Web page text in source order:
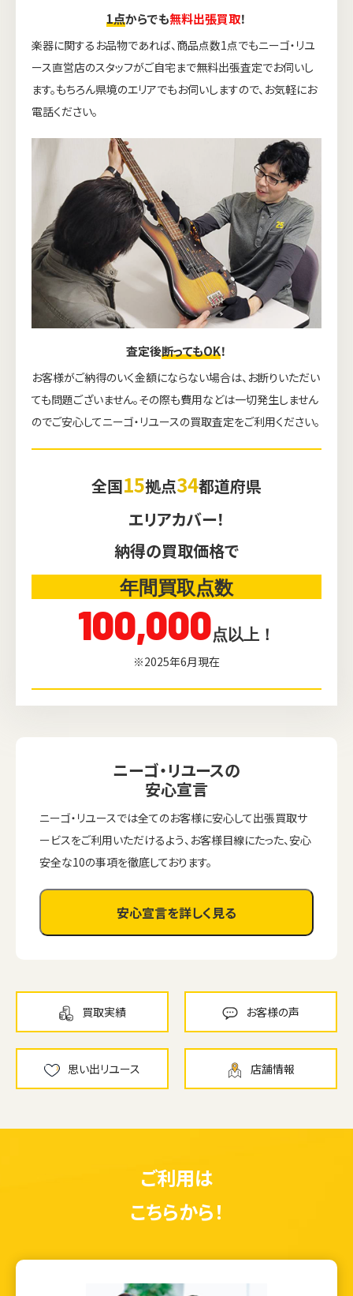
1点からでも無料出張買取！
楽器に関するお品物であれば、商品点数1点でもニーゴ・リユ
ース直営店のスタッフがご自宅まで無料出張査定でお伺いし
ます。もちろん県境のエリアでもお伺いしますので、お気軽にお
電話ください。
査定後断ってもOK！
お客様がご納得のいく金額にならない場合は、お断りいただい
ても問題ございません。その際も費用などは一切発生しません
のでご安心してニーゴ・リユースの買取査定をご利用ください。
全国15拠点34都道府県
エリアカバー！
納得の買取価格で
年間買取点数
100,000点以上！
※2025年6月現在
ニーゴ・リユースの
安心宣言
ニーゴ・リユースでは全てのお客様に安心して出張買取サ
ービスをご利用いただけるよう、お客様目線にたった、安心
安全な10の事項を徹底しております。
安心宣言を詳しく見る
買取実績 お客様の声
思い出リユース 店舗情報
ご利用は
こちらから！